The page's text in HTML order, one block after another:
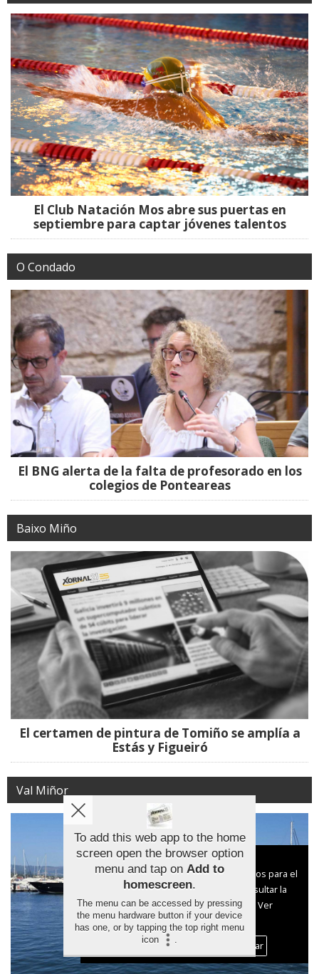
El Club Natación Mos abre sus puertas en
septiembre para captar jóvenes talentos
O Condado
El BNG alerta de la falta de profesorado en los
colegios de Ponteareas
Baixo Miño
El certamen de pintura de Tomiño se amplía a
Estás y Figueiró
Val Miñor
Aviso sobre el Uso de cookies:
Utilizamos cookies nuestras y de terceros para el
funcionamiento del digital. Puedes consultar la
lista de cookies y como desconectarlas.
Ver
nuestra Política de Privacidad y Cookies
Aceptar Cookies
Personalizar
To add this web app to the home
screen open the browser option
menu and tap on Add to
homescreen.
The menu can be accessed by pressing
the menu hardware button if your device
has one, or by tapping the top right menu
icon
.